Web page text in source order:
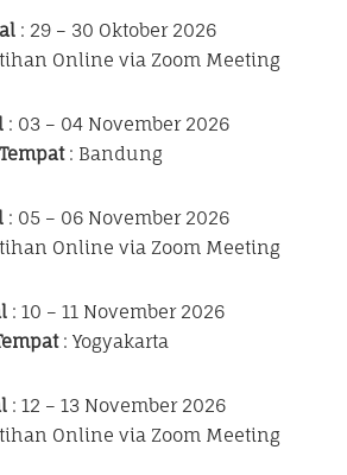
: 29 – 30 Oktober 2026
Online via Zoom Meeting
: 03 – 04 November 2026
Tempat: Bandung
: 05 – 06 November 2026
Online via Zoom Meeting
: 10 – 11 November 2026
: Yogyakarta
: 12 – 13 November 2026
Online via Zoom Meeting